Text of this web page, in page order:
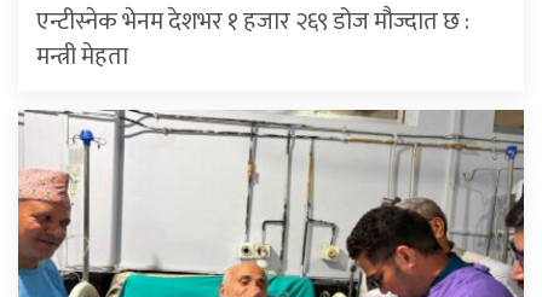
एन्टीस्नेक भेनम देशभर १ हजार २६९ डोज मौज्दात छ :
मन्त्री मेहता